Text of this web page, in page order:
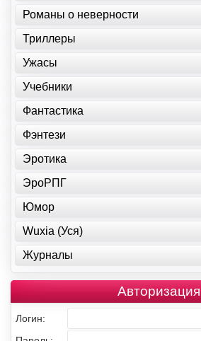
Романы о неверности
Триллеры
Ужасы
Учебники
Фантастика
Фэнтези
Эротика
ЭроРПГ
Юмор
Wuxia (Уся)
Журналы
Авторизация
Логин: